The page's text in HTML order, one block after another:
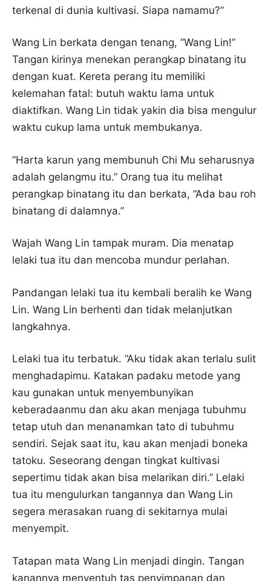
terkenal di dunia kultivasi. Siapa namamu?”
Wang Lin berkata dengan tenang, “Wang Lin!”
Tangan kirinya menekan perangkap binatang itu
dengan kuat. Kereta perang itu memiliki
kelemahan fatal: butuh waktu lama untuk
diaktifkan. Wang Lin tidak yakin dia bisa mengulur
waktu cukup lama untuk membukanya.
“Harta karun yang membunuh Chi Mu seharusnya
adalah gelangmu itu.” Orang tua itu melihat
perangkap binatang itu dan berkata, “Ada bau roh
binatang di dalamnya.”
Wajah Wang Lin tampak muram. Dia menatap
lelaki tua itu dan mencoba mundur perlahan.
Pandangan lelaki tua itu kembali beralih ke Wang
Lin. Wang Lin berhenti dan tidak melanjutkan
langkahnya.
Lelaki tua itu terbatuk. “Aku tidak akan terlalu sulit
menghadapimu. Katakan padaku metode yang
kau gunakan untuk menyembunyikan
keberadaanmu dan aku akan menjaga tubuhmu
tetap utuh dan menanamkan tato di tubuhmu
sendiri. Sejak saat itu, kau akan menjadi boneka
tatoku. Seseorang dengan tingkat kultivasi
sepertimu tidak akan bisa melarikan diri.” Lelaki
tua itu mengulurkan tangannya dan Wang Lin
segera merasakan ruang di sekitarnya mulai
menyempit.
Tatapan mata Wang Lin menjadi dingin. Tangan
kanannya menyentuh tas penyimpanan dan